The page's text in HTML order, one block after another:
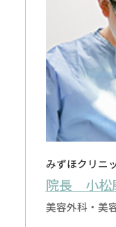
みずほクリニ
院長 小松
美容外科・美